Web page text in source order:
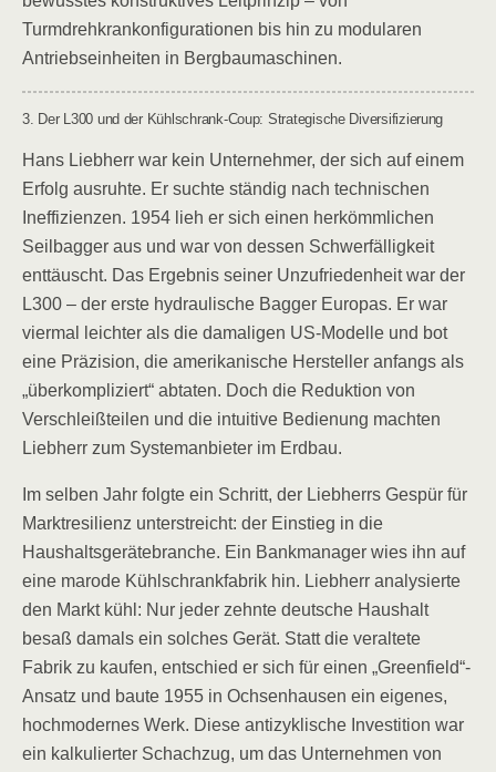
Turmdrehkrankonfigurationen bis hin zu modularen
Antriebseinheiten in Bergbaumaschinen.
3. Der L300 und der Kühlschrank-Coup: Strategische Diversifizierung
Hans Liebherr war kein Unternehmer, der sich auf einem
Erfolg ausruhte. Er suchte ständig nach technischen
Ineffizienzen. 1954 lieh er sich einen herkömmlichen
Seilbagger aus und war von dessen Schwerfälligkeit
enttäuscht. Das Ergebnis seiner Unzufriedenheit war der
L300 – der erste hydraulische Bagger Europas. Er war
viermal leichter als die damaligen US-Modelle und bot
eine Präzision, die amerikanische Hersteller anfangs als
„überkompliziert“ abtaten. Doch die Reduktion von
Verschleißteilen und die intuitive Bedienung machten
Liebherr zum Systemanbieter im Erdbau.
Im selben Jahr folgte ein Schritt, der Liebherrs Gespür für
Marktresilienz unterstreicht: der Einstieg in die
Haushaltsgerätebranche. Ein Bankmanager wies ihn auf
eine marode Kühlschrankfabrik hin. Liebherr analysierte
den Markt kühl: Nur jeder zehnte deutsche Haushalt
besaß damals ein solches Gerät. Statt die veraltete
Fabrik zu kaufen, entschied er sich für einen „Greenfield“-
Ansatz und baute 1955 in Ochsenhausen ein eigenes,
hochmodernes Werk. Diese antizyklische Investition war
ein kalkulierter Schachzug, um das Unternehmen von